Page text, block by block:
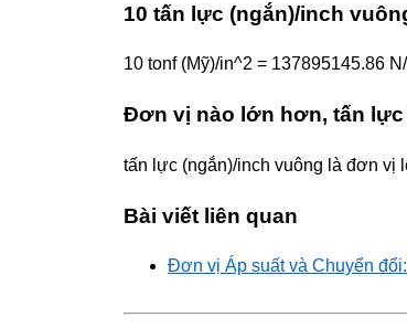
10 tấn lực (ngắn)/inch
10 tonf (Mỹ)/in^2 = 137895145.86
Đơn vị nào lớn hơn, tấn lực
tấn lực (ngắn)/inch vuông là đơn vị
Bài viết liên quan
Đơn vị Áp suất và Chuyển